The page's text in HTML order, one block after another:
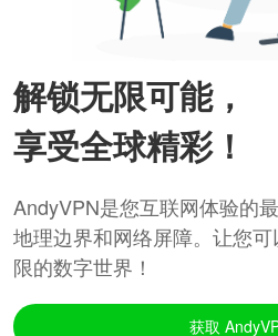
解锁无限可能，
享受全球精彩！
AndyVPN是您互联网体验的
地理边界和网络屏障。让您
限的数字世界！
获取